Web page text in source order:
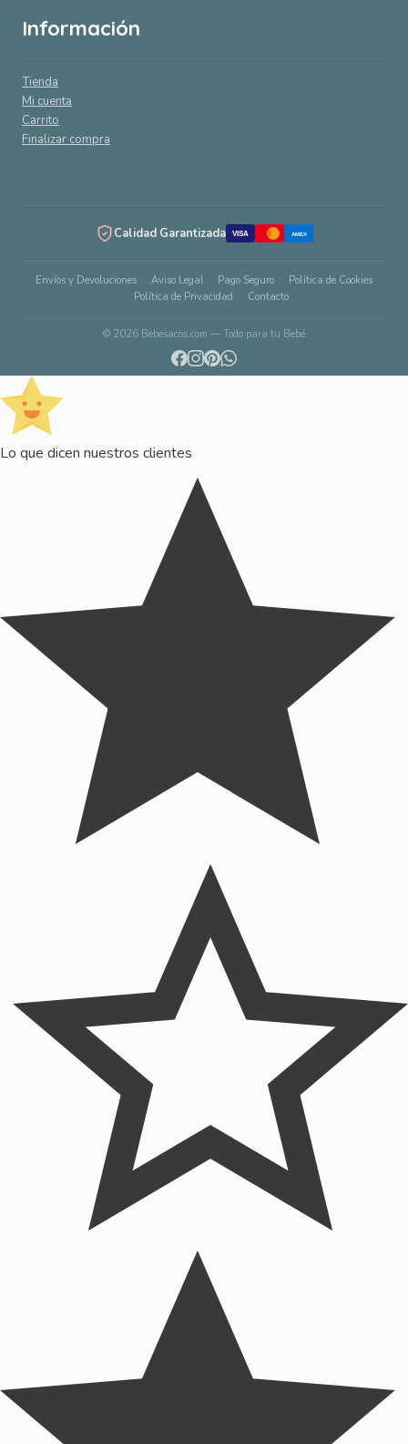
Información
Tienda
Mi cuenta
Carrito
Finalizar compra
Calidad Garantizada VISA AMEX
Envíos y Devoluciones Aviso Legal Pago Seguro
Política de Cookies
Política de Privacidad
Contacto
© 2026 Bebesacos.com — Todo para tu Bebé
Lo que dicen nuestros clientes